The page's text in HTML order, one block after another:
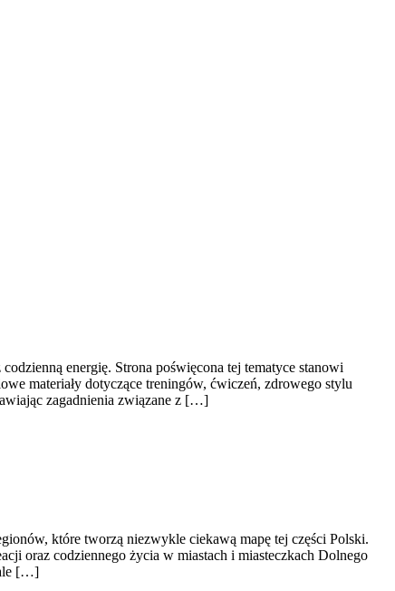
energię. Strona poświęcona tej tematyce stanowi
materiały dotyczące treningów, ćwiczeń, zdrowego stylu
zagadnienia związane z […]
które tworzą niezwykle ciekawą mapę tej części Polski.
oraz codziennego życia w miastach i miasteczkach Dolnego
ale […]